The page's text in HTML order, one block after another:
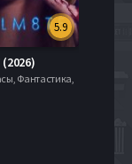
5.9
Фантастика,